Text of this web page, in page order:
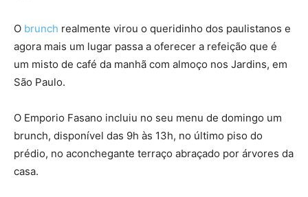
O brunch realmente virou o queridinho dos paulistanos e
agora mais um lugar passa a oferecer a refeição que é
um misto de café da manhã com almoço nos Jardins, em
São Paulo.
O Emporio Fasano incluiu no seu menu de domingo um
brunch, disponível das 9h às 13h, no último piso do
prédio, no aconchegante terraço abraçado por árvores da
casa.